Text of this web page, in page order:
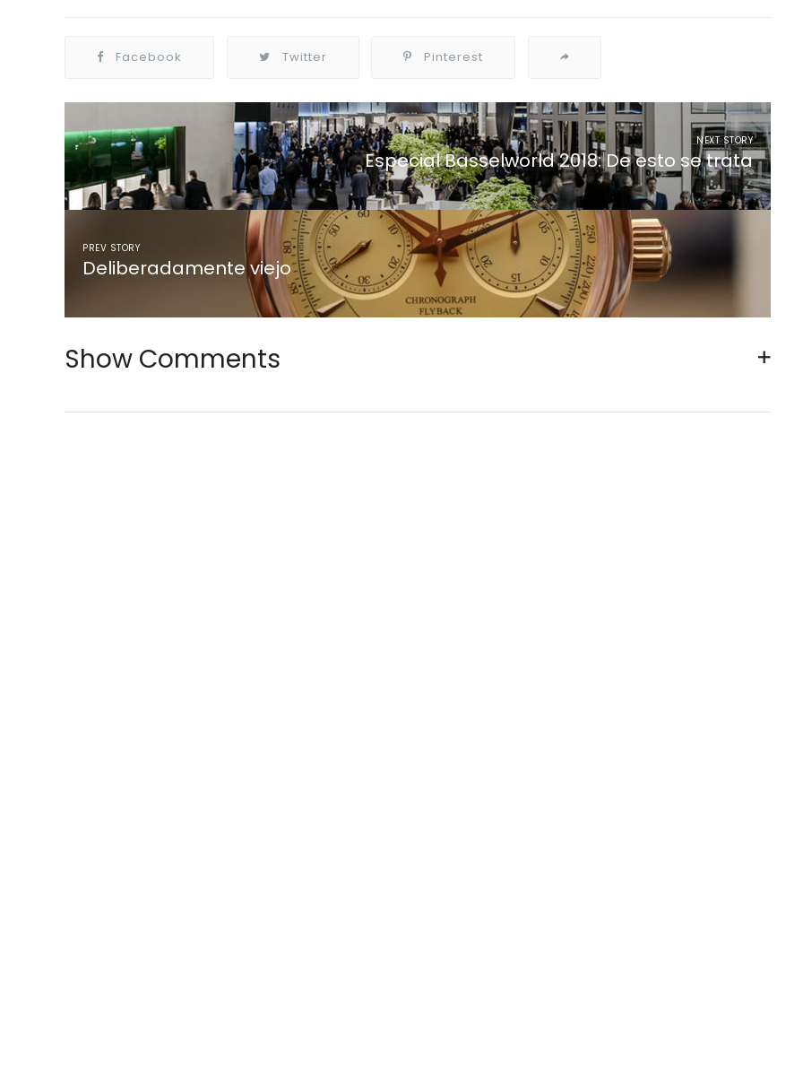
Facebook Twitter Pinterest
NEXT STORY
Especial Basselworld 2018: De esto se trata
PREV STORY
Deliberadamente viejo
Show Comments